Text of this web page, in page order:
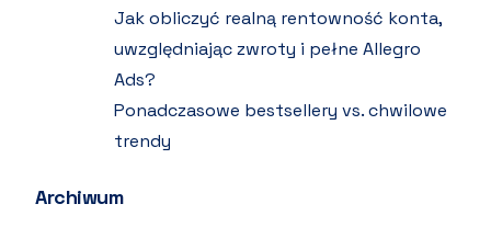
Jak obliczyć realną rentowność konta,
uwzględniając zwroty i pełne Allegro
Ads?
Ponadczasowe bestsellery vs. chwilowe
trendy
Archiwum